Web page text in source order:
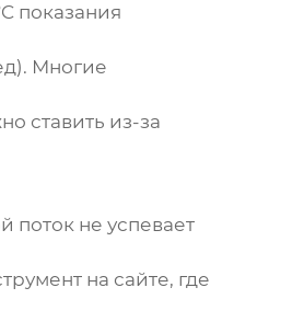
показания
Многие
ставить из-за
поток не успевает
на сайте, где